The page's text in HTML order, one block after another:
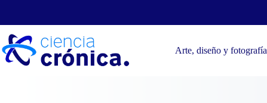
contenido
Arte, diseño y fotografía